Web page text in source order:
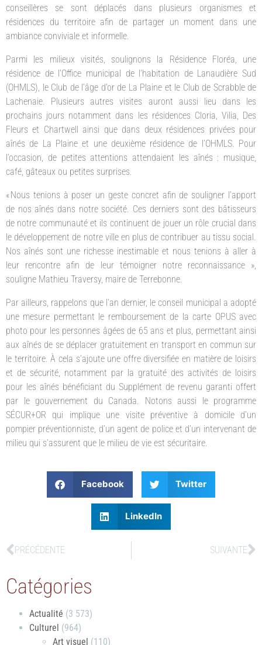
conseillères se sont déplacés dans plusieurs organismes et
résidences du territoire afin de partager un moment dans une
ambiance conviviale et informelle.
Parmi les milieux visités, soulignons la Résidence Floréa, une
résidence de l’Office municipal de l’habitation de Lanaudière Sud
(OHMLS), le Club de l’âge d’or de La Plaine et le Club de Scrabble de
Lachenaie. Plusieurs autres visites auront aussi lieu dans les
prochains jours notamment dans les résidences Cloria, Vilia, Des
Fleurs et Chartwell ainsi que dans deux résidences privées pour
aînés de La Plaine et une deuxième résidence de l’OHMLS. Pour
l’occasion, de petites attentions attendaient les aînés : musique,
café, gâteaux ou petites surprises.
« Nous tenions à poser un geste concret afin de souligner l’apport
de nos aînés dans notre société. Ces derniers sont des bâtisseurs
de notre communauté et ils continuent de jouer un rôle crucial dans
le développement de notre ville en plus de contribuer au tissu social.
Nos aînés sont une richesse inestimable et nous tenions à aller à
leur rencontre afin de leur témoigner notre reconnaissance »,
souligne Mathieu Traversy, maire de Terrebonne.
Par ailleurs, rappelons que l’an dernier, le conseil municipal a adopté
une mesure permettant le remboursement de la carte OPUS avec
photo pour les personnes âgées de 65 ans et plus, permettant ainsi
aux aînés de se déplacer gratuitement en transport en commun sur
le territoire. À cela s’ajoute une offre diversifiée en matière de loisirs
et de sécurité, notamment par la gratuité des activités de loisirs
pour les aînés bénéficiant du Supplément de revenu garanti offert
par le gouvernement du Canada. Notons aussi le programme
SÉCUR+OR qui implique une visite préventive à domicile d’un
pompier préventionniste, d’un agent de police et d’un intervenant de
milieu qui s’assurent que le milieu de vie est sécuritaire.
Facebook Twitter
LinkedIn
PRÉCÉDENTE SUIVANTE
Catégories
Actualité (3 573)
Culturel (964)
Art visuel (110)